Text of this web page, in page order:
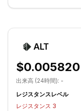
ALT
$0.005820
出来高 (24時間): -
レジスタンスレベル
レジスタンス 3